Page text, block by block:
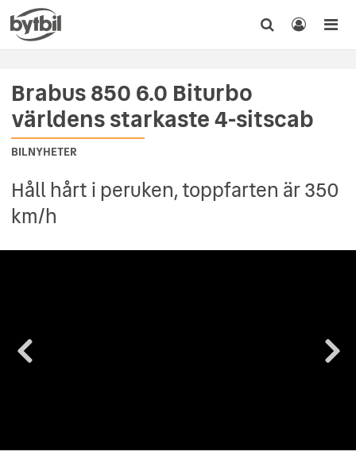
Brabus 850 6.0 Biturbo
världens starkaste 4-sitscab
BILNYHETER
Håll hårt i peruken, toppfarten är 350
km/h